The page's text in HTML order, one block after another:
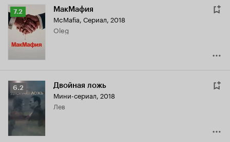
Рейтинг
Кинопоиска
7.2
7.2 МакМафия
McMafia, Сериал, 2018
Oleg
Рейтинг
Кинопоиска
6.2
6.2 Двойная ложь
Мини-сериал, 2018
Лев